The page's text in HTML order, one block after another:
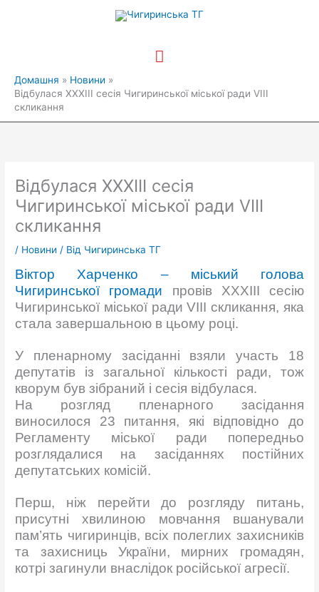
Головне
меню
Домашня
Новини
Відбулася ХХХІІІ сесія Чигиринської міської ради VIII
скликання
Відбулася ХХХІІІ сесія
Чигиринської міської ради VIII
скликання
/ Новини / Від Чигиринська ТГ
Віктор Харченко – міський голова
Чигиринської громади провів ХХХІІІ сесію
Чигиринської міської ради VIII скликання, яка
стала завершальною в цьому році.
У пленарному засіданні взяли участь 18
депутатів із загальної кількості ради, тож
кворум був зібраний і сесія відбулася.
На розгляд пленарного засідання
виносилося 23 питання, які відповідно до
Регламенту міської ради попередньо
розглядалися на засіданнях постійних
депутатських комісій.
Перш, ніж перейти до розгляду питань,
присутні хвилиною мовчання вшанували
пам’ять чигиринців, всіх полеглих захисників
та захисниць України, мирних громадян,
котрі загинули внаслідок російської агресії.